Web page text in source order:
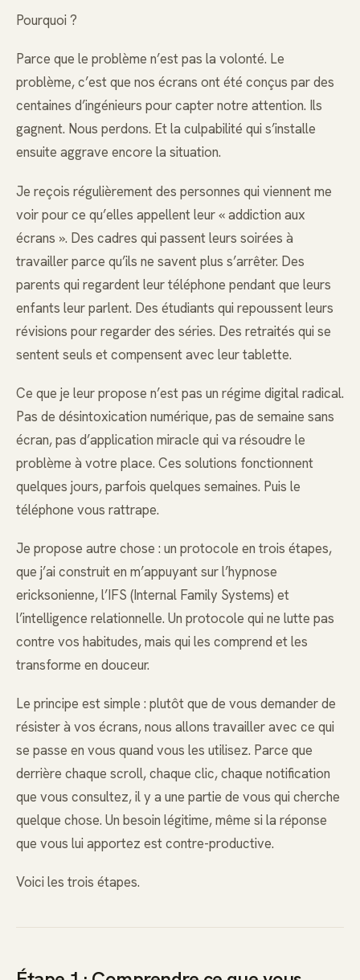
Pourquoi ?
Parce que le problème n’est pas la volonté. Le
problème, c’est que nos écrans ont été conçus par des
centaines d’ingénieurs pour capter notre attention. Ils
gagnent. Nous perdons. Et la culpabilité qui s’installe
ensuite aggrave encore la situation.
Je reçois régulièrement des personnes qui viennent me
voir pour ce qu’elles appellent leur « addiction aux
écrans ». Des cadres qui passent leurs soirées à
travailler parce qu’ils ne savent plus s’arrêter. Des
parents qui regardent leur téléphone pendant que leurs
enfants leur parlent. Des étudiants qui repoussent leurs
révisions pour regarder des séries. Des retraités qui se
sentent seuls et compensent avec leur tablette.
Ce que je leur propose n’est pas un régime digital radical.
Pas de désintoxication numérique, pas de semaine sans
écran, pas d’application miracle qui va résoudre le
problème à votre place. Ces solutions fonctionnent
quelques jours, parfois quelques semaines. Puis le
téléphone vous rattrape.
Je propose autre chose : un protocole en trois étapes,
que j’ai construit en m’appuyant sur l’hypnose
ericksonienne, l’IFS (Internal Family Systems) et
l’intelligence relationnelle. Un protocole qui ne lutte pas
contre vos habitudes, mais qui les comprend et les
transforme en douceur.
Le principe est simple : plutôt que de vous demander de
résister à vos écrans, nous allons travailler avec ce qui
se passe en vous quand vous les utilisez. Parce que
derrière chaque scroll, chaque clic, chaque notification
que vous consultez, il y a une partie de vous qui cherche
quelque chose. Un besoin légitime, même si la réponse
que vous lui apportez est contre-productive.
Voici les trois étapes.